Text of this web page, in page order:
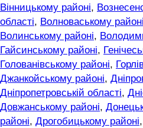
Вінницькому районі,
області, Волноваському районі
Волинському районі,
Гайсинському районі,
Голованівському районі,
Джанкойському районі,
Дніпропетровській області,
Довжанському районі,
районі, Дрогобицькому районі,